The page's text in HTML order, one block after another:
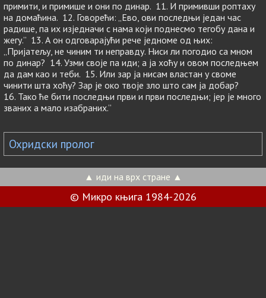
примити, и примише и они по динар. 11. И примивши роптаху
на домаћина. 12. Говорећи: „Ево, ови последњи један час
радише, па их изједначи с нама који поднесмо тегобу дана и
жегу.” 13. А он одговарајући рече једноме од њих:
„Пријатељу, не чиним ти неправду. Ниси ли погодио са мном
по динар? 14. Узми своје па иди; а ја хоћу и овом последњем
да дам као и теби. 15. Или зар ја нисам властан у своме
чинити шта хоћу? Зар је око твоје зло што сам ја добар?
16. Тако ће бити последњи први и први последњи; јер је много
званих а мало изабраних.”
Охридски пролог
▲ иди на врх стране ▲
© Микро књига 1984-2026